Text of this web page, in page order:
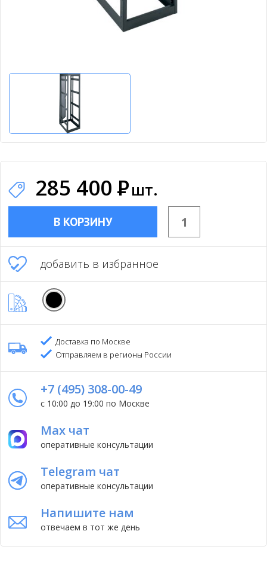
285 400 Ршт.
В КОРЗИНУ
добавить в избранное
Доставка по Москве
Отправляем в регионы России
+7 (495) 308-00-49
с 10:00 до 19:00 по Москве
Max чат
оперативные консультации
Telegram чат
оперативные консультации
Напишите нам
отвечаем в тот же день